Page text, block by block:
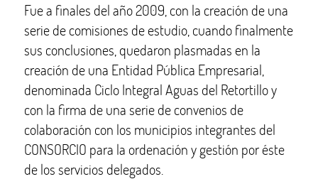
Fue a finales del año 2009, con la creación de una
serie de comisiones de estudio, cuando finalmente
sus conclusiones, quedaron plasmadas en la
creación de una Entidad Pública Empresarial,
denominada Ciclo Integral Aguas del Retortillo y
con la firma de una serie de convenios de
colaboración con los municipios integrantes del
CONSORCIO para la ordenación y gestión por éste
de los servicios delegados.